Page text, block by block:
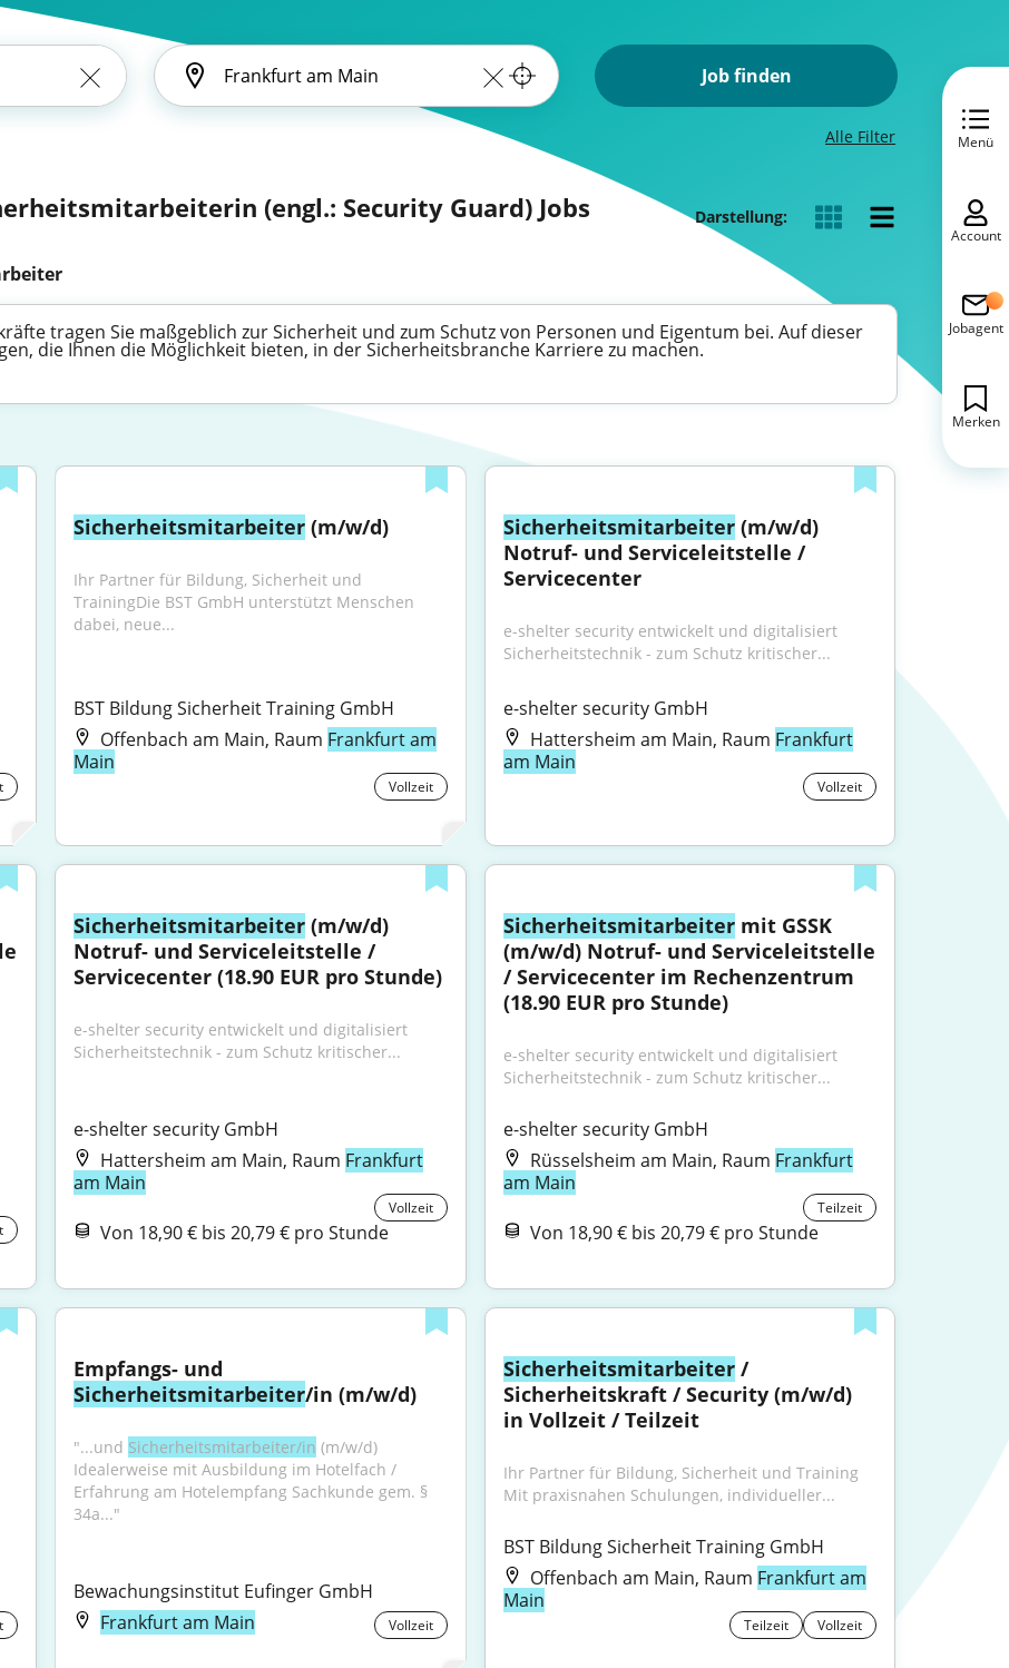
Job finden
Alle Filter
(engl.: Security Guard) Jobs Darstellung:
tragen Sie maßgeblich zur Sicherheit und zum Schutz von Personen und Eigentum bei. Auf dieser
die Ihnen die Möglichkeit bieten, in der Sicherheitsbranche Karriere zu machen.
Sicherheitsmitarbeiter (m/w/d)
Ihr Partner für Bildung, Sicherheit und
TrainingDie BST GmbH unterstützt Menschen
dabei, neue...
BST Bildung Sicherheit Training GmbH
Offenbach am Main, Raum Frankfurt am
Main
Vollzeit
Sicherheitsmitarbeiter (m/w/d)
Notruf- und Serviceleitstelle /
Servicecenter
e-shelter security entwickelt und digitalisiert
Sicherheitstechnik - zum Schutz kritischer...
e-shelter security GmbH
Hattersheim am Main, Raum Frankfurt
am Main
Vollzeit
Sicherheitsmitarbeiter (m/w/d)
Notruf- und Serviceleitstelle /
Servicecenter (18.90 EUR pro Stunde)
e-shelter security entwickelt und digitalisiert
Sicherheitstechnik - zum Schutz kritischer...
e-shelter security GmbH
Hattersheim am Main, Raum Frankfurt
am Main
Vollzeit
Von 18,90 € bis 20,79 € pro Stunde
Sicherheitsmitarbeiter mit GSSK
(m/w/d) Notruf- und Serviceleitstelle
/ Servicecenter im Rechenzentrum
(18.90 EUR pro Stunde)
e-shelter security entwickelt und digitalisiert
Sicherheitstechnik - zum Schutz kritischer...
e-shelter security GmbH
Rüsselsheim am Main, Raum Frankfurt
am Main
Teilzeit
Von 18,90 € bis 20,79 € pro Stunde
Sicherheitsmitarbeiter/in (m/w/d)
"...und Sicherheitsmitarbeiter/in (m/w/d)
Idealerweise mit Ausbildung im Hotelfach /
Erfahrung am Hotelempfang Sachkunde gem. §
34a..."
Bewachungsinstitut Eufinger GmbH
Frankfurt am Main
Vollzeit
Sicherheitsmitarbeiter /
Sicherheitskraft / Security (m/w/d)
in Vollzeit / Teilzeit
Ihr Partner für Bildung, Sicherheit und Training
Mit praxisnahen Schulungen, individueller...
BST Bildung Sicherheit Training GmbH
Offenbach am Main, Raum Frankfurt am
Main
Teilzeit Vollzeit
Menü
Account
Jobagent
Merken